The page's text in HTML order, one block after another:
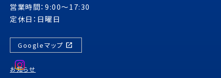
営業時間：9:00～17:30
定休日：日曜日
Googleマップ open_in_new
お知らせ